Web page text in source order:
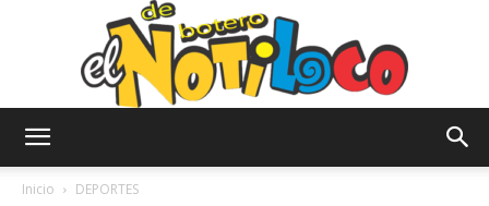
Inicio DEPORTES